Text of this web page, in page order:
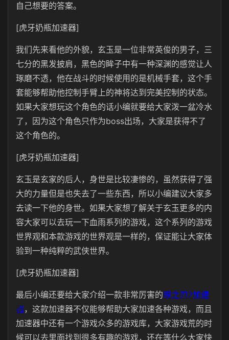
自己想要的答案。
[虎牙奶瓶加速器]
我们先来看他的外貌，玄玉是一位非常英俊的男子，三
七分的黑发披肩，黑色的眸子中有一种深渊的感觉让人
琢磨不透，他在战斗的时候使用的是机械手套，这个手
套能够帮助他控制手臂上的神将达到完美控制的状态。
如果大家想玩这个角色的话小编就要给大家泼一盆冷水
了，因为这个角色只作为boss出场，大家是获得不了
这个角色的。
[虎牙奶瓶加速器]
玄玉是玄家的后人，身世是比较凄惨的，虽然获得了强
大的力量但是也失去了一些东西，所以小编建议大家多
去读一下他的身世。如果大家想了解关于玄玉更多的内
容大家可以去玩一下血雨系列的游戏，这个系列的游戏
世界观和本款游戏的世界观是一样的，保证能让大家体
验到一种纯粹的武侠世界。
[虎牙奶瓶加速器]
最后小编还要给大家介绍一款非常厉害的魂之刃2加速
器，这款加速器不仅能够帮助大家加速各种游戏，而且
加速器中还有一个游戏众多的游戏库，大家游戏荒的时
候可以去里面找到很多有趣的游戏，还在等什么大家快